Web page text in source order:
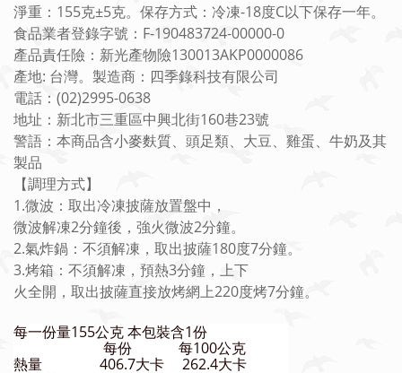
淨重：155克±5克。保存方式：冷凍-18度C以下保存一年。
食品業者登錄字號：F-190483724-00000-0
產品責任險：新光產物險130013AKP0000086
產地: 台灣。製造商：四季錄科技有限公司
電話：(02)2995-0638
地址：新北市三重區中興北街160巷23號
警語：本商品含小麥麩質、頭足類、大豆、雞蛋、牛奶及其
製品
【調理方式】
1.微波：取出冷凍披薩放置盤中，
微波解凍2分鐘後，強火微波2分鐘。
2.氣炸鍋：不須解凍，取出披薩180度7分鐘。
3.烤箱：不須解凍，預熱3分鐘，上下
火全開，取出披薩直接放烤網上220度烤7分鐘。
每一份量155公克 本包裝含1份
每份
每100公克
熱量
406.7大卡
262.4大卡